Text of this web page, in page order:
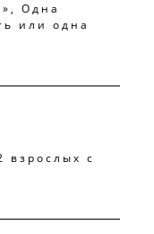
Одна
или одна
взрослых с